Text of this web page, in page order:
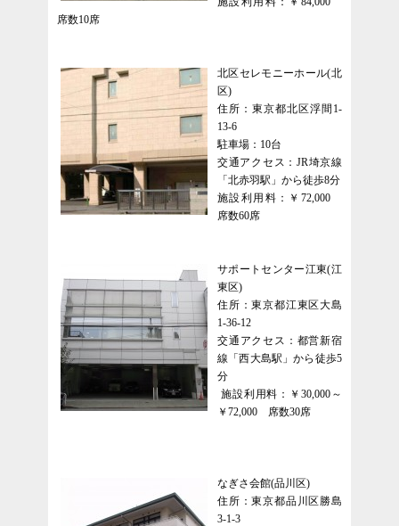
席数10席
北区セレモニーホール(北
区)
住所：東京都北区浮間1-
13-6
駐車場：10台
交通アクセス：JR埼京線
「北赤羽駅」から徒歩8分
施設利用料：￥72,000
席数60席
サポートセンター江東(江
東区)
住所：東京都江東区大島
1-36-12
交通アクセス：都営新宿
線「西大島駅」から徒歩5
分
施設利用料：￥30,000～
￥72,000 席数30席
なぎさ会館(品川区)
住所：東京都品川区勝島
3-1-3